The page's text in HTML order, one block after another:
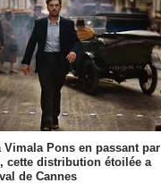
Vimala Pons en passant par
cette distribution étoilée a
de Cannes